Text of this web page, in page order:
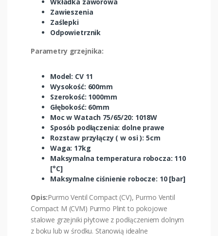
Zawieszenia
Zaślepki
Odpowietrznik
Parametry grzejnika:
Model: CV 11
Wysokość: 600mm
Szerokość: 1000mm
Głębokość: 60mm
Moc w Watach 75/65/20: 1018W
Sposób podłączenia: dolne prawe
Rozstaw przyłączy ( w osi ): 5cm
Waga: 17kg
Maksymalna temperatura robocza: 110
[°C]
Maksymalne ciśnienie robocze: 10 [bar]
Opis:Purmo Ventil Compact (CV), Purmo Ventil
Compact M (CVM) Purmo Plint to pokojowe
stalowe grzejniki płytowe z podłączeniem dolnym
z boku lub w środku. Stanowią idealne